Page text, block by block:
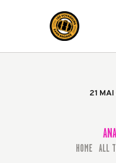
21
HOME ALL
LES
LA COMPAGNIE
PRESSE